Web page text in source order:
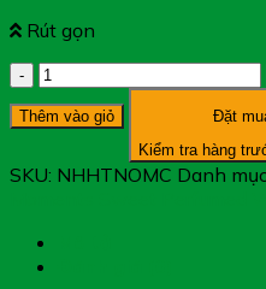
Rút gọn
Chicco
Baby
Moments
Perfumed
–
Nước
Thêm vào giỏ
Đặt
Kiểm tra hàng
SKU: NHHTNOMC Danh